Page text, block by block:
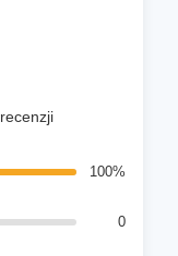
100%
0